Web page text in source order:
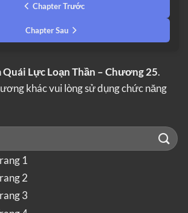
Chapter Trước
Chapter Sau
Quái Lực Loạn Thần – Chương 25.
khác vui lòng sử dụng chức năng